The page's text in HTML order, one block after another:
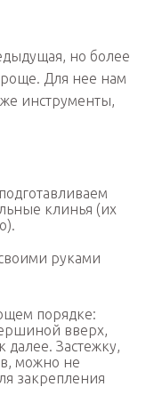
но более
Для нее нам
инструменты,
клинья (их
порядке:
вверх,
Застежку,
можно не
закрепления